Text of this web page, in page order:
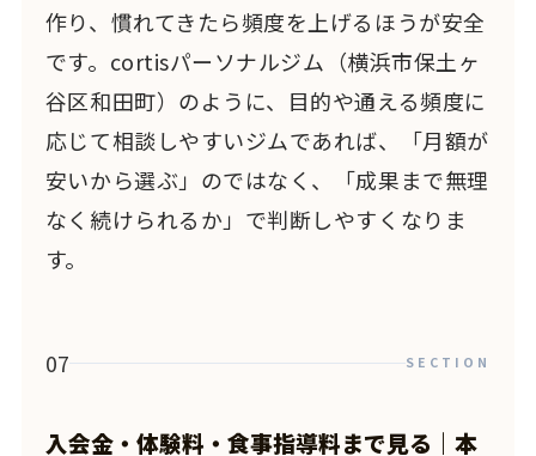
作り、慣れてきたら頻度を上げるほうが安全
です。cortisパーソナルジム（横浜市保土ヶ
谷区和田町）のように、目的や通える頻度に
応じて相談しやすいジムであれば、「月額が
安いから選ぶ」のではなく、「成果まで無理
なく続けられるか」で判断しやすくなりま
す。
07 SECTION
入会金・体験料・食事指導料まで見る｜本